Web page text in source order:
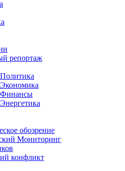
репортаж
обозрение
Мониторинг
конфликт